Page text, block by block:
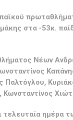
στα -53κ.
Νέων
Παλτόγλου,
τελευταία ημέρα